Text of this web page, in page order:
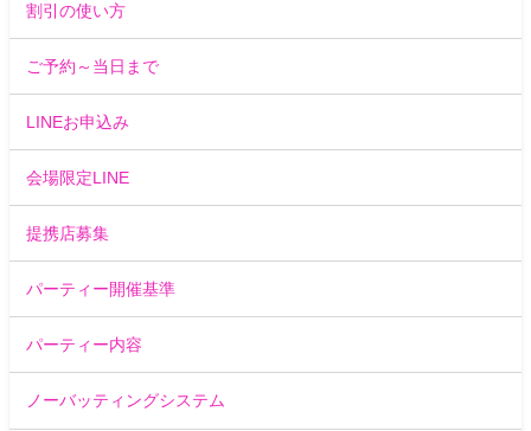
割引の使い方
ご予約～当日まで
LINEお申込み
会場限定LINE
提携店募集
パーティー開催基準
パーティー内容
ノーバッティングシステム